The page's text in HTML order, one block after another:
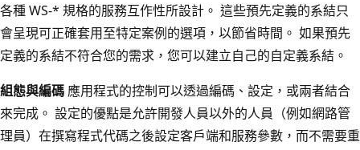
各種 WS-* 規格的服務互作性所設計。 這些預先定義的系結只
會呈現可正確套用至特定案例的選項，以節省時間。 如果預先
定義的系結不符合您的需求，您可以建立自己的自定義系結。
組態與編碼 應用程式的控制可以透過編碼、設定，或兩者結合
來完成。 設定的優點是允許開發人員以外的人員（例如網路管
理員）在撰寫程式代碼之後設定客戶端和服務參數，而不需要重